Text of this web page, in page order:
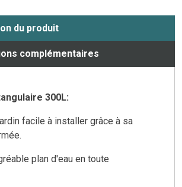
du produit
complémentaires
300L:
facile à installer grâce à sa
plan d'eau en toute